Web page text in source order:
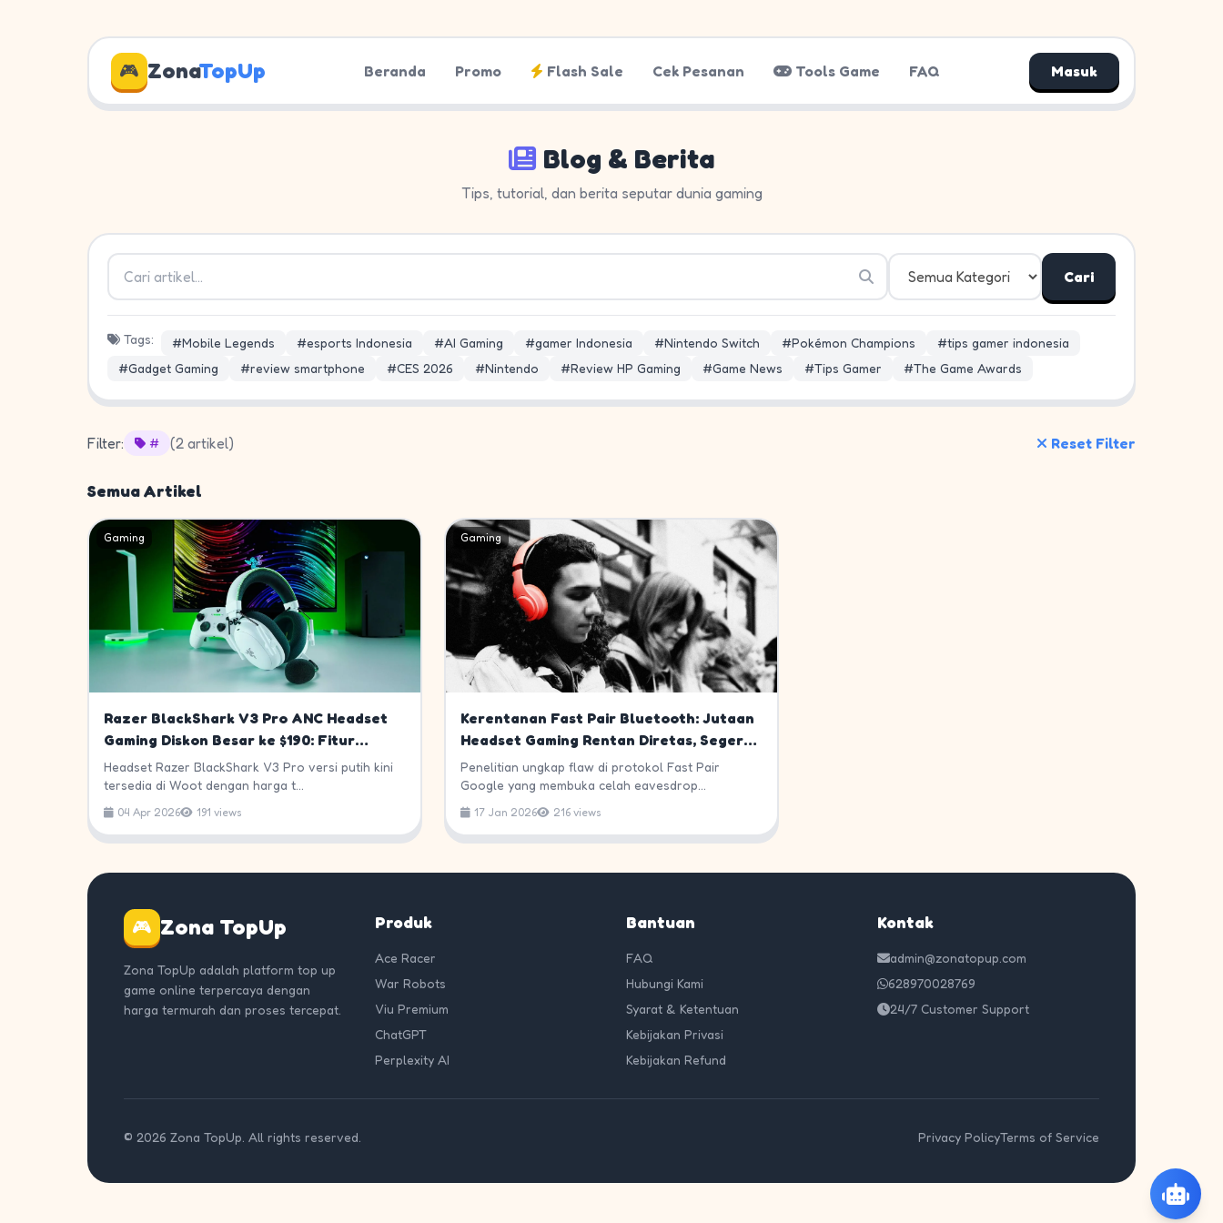
🎮 ZonaTopUp Beranda Promo Flash Sale Cek Pesanan Tools Game FAQ Masuk
Blog & Berita
Tips, tutorial, dan berita seputar dunia gaming
Cari
Tags: #Mobile Legends #esports Indonesia #AI Gaming #gamer Indonesia #Nintendo Switch #Pokémon Champions
#tips gamer indonesia
#Gadget Gaming
#review smartphone #CES 2026 #Nintendo #Review HP Gaming #Game News #Tips Gamer #The Game Awards
Filter: # (2 artikel) Reset Filter
Semua Artikel
Gaming
Razer BlackShark V3 Pro ANC Headset
Gaming Diskon Besar ke $190: Fitur
Esports Kelas Dunia
Headset Razer BlackShark V3 Pro versi putih kini
tersedia di Woot dengan harga t...
04 Apr 2026 191 views
Gaming
Kerentanan Fast Pair Bluetooth: Jutaan
Headset Gaming Rentan Diretas, Segera
Update Firmware!
Penelitian ungkap flaw di protokol Fast Pair
Google yang membuka celah eavesdrop...
17 Jan 2026 216 views
🎮 Zona TopUp
Zona TopUp adalah platform top up
game online terpercaya dengan
harga termurah dan proses tercepat.
Produk
Ace Racer
War Robots
Viu Premium
ChatGPT
Perplexity AI
Bantuan
FAQ
Hubungi Kami
Syarat & Ketentuan
Kebijakan Privasi
Kebijakan Refund
Kontak
admin@zonatopup.com
628970028769
24/7 Customer Support
© 2026 Zona TopUp. All rights reserved. Privacy PolicyTerms of Service